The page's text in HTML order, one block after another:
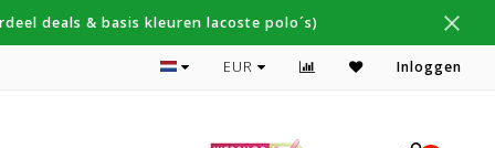
deals & basis kleuren lacoste polo´s)
Topmerken Thomas Maine, Cavallaro, Desoto
EUR Inloggen